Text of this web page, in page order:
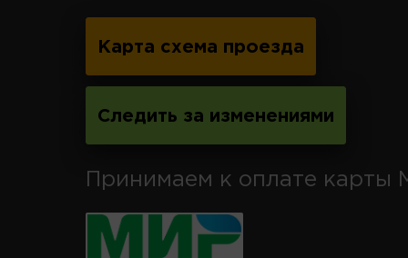
Карта схема проезда
Следить за изменениями
Принимаем к оплате карты